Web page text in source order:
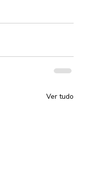
Ver tudo